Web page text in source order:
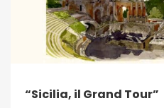
“Sicilia, il Grand Tour”